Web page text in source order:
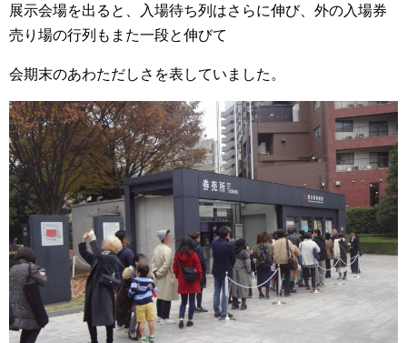
展示会場を出ると、入場待ち列はさらに伸び、外の入場券
売り場の行列もまた一段と伸びて
会期末のあわただしさを表していました。